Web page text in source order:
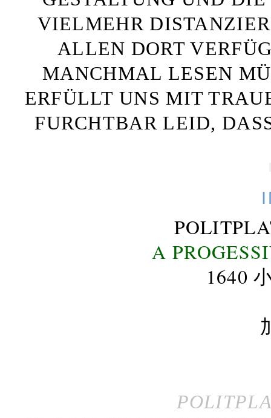
VIELMEHR
ALLEN DORT
MANCHMAL LESEN
ERFÜLLT UNS MIT
FURCHTBAR LEID,
A
1640